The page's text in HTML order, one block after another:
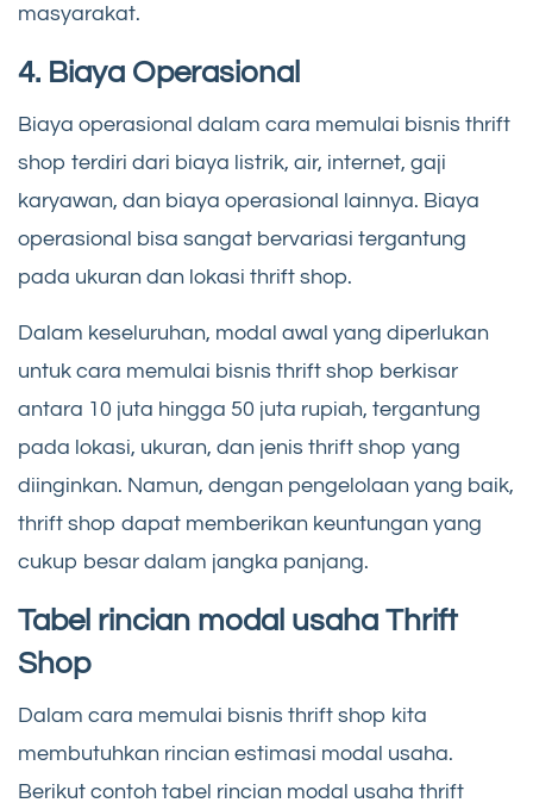
masyarakat.
4. Biaya Operasional
Biaya operasional dalam cara memulai bisnis thrift
shop terdiri dari biaya listrik, air, internet, gaji
karyawan, dan biaya operasional lainnya. Biaya
operasional bisa sangat bervariasi tergantung
pada ukuran dan lokasi thrift shop.
Dalam keseluruhan, modal awal yang diperlukan
untuk cara memulai bisnis thrift shop berkisar
antara 10 juta hingga 50 juta rupiah, tergantung
pada lokasi, ukuran, dan jenis thrift shop yang
diinginkan. Namun, dengan pengelolaan yang baik,
thrift shop dapat memberikan keuntungan yang
cukup besar dalam jangka panjang.
Tabel rincian modal usaha Thrift
Shop
Dalam cara memulai bisnis thrift shop kita
membutuhkan rincian estimasi modal usaha.
Berikut contoh tabel rincian modal usaha thrift